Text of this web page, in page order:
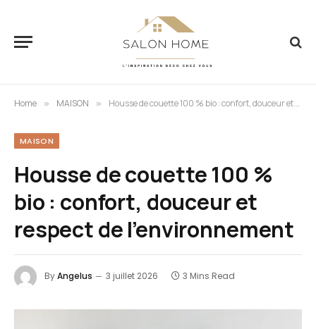
Home » MAISON » Housse de couette 100 % bio : confort, douceur et respect de l’environnement
MAISON
Housse de couette 100 %
bio : confort, douceur et
respect de l’environnement
ByAngelus 3 juillet 2026 3 Mins Read